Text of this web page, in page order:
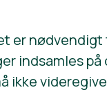
er
indsamles
ikke